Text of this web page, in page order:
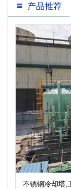
产品推荐
不锈钢冷却塔,